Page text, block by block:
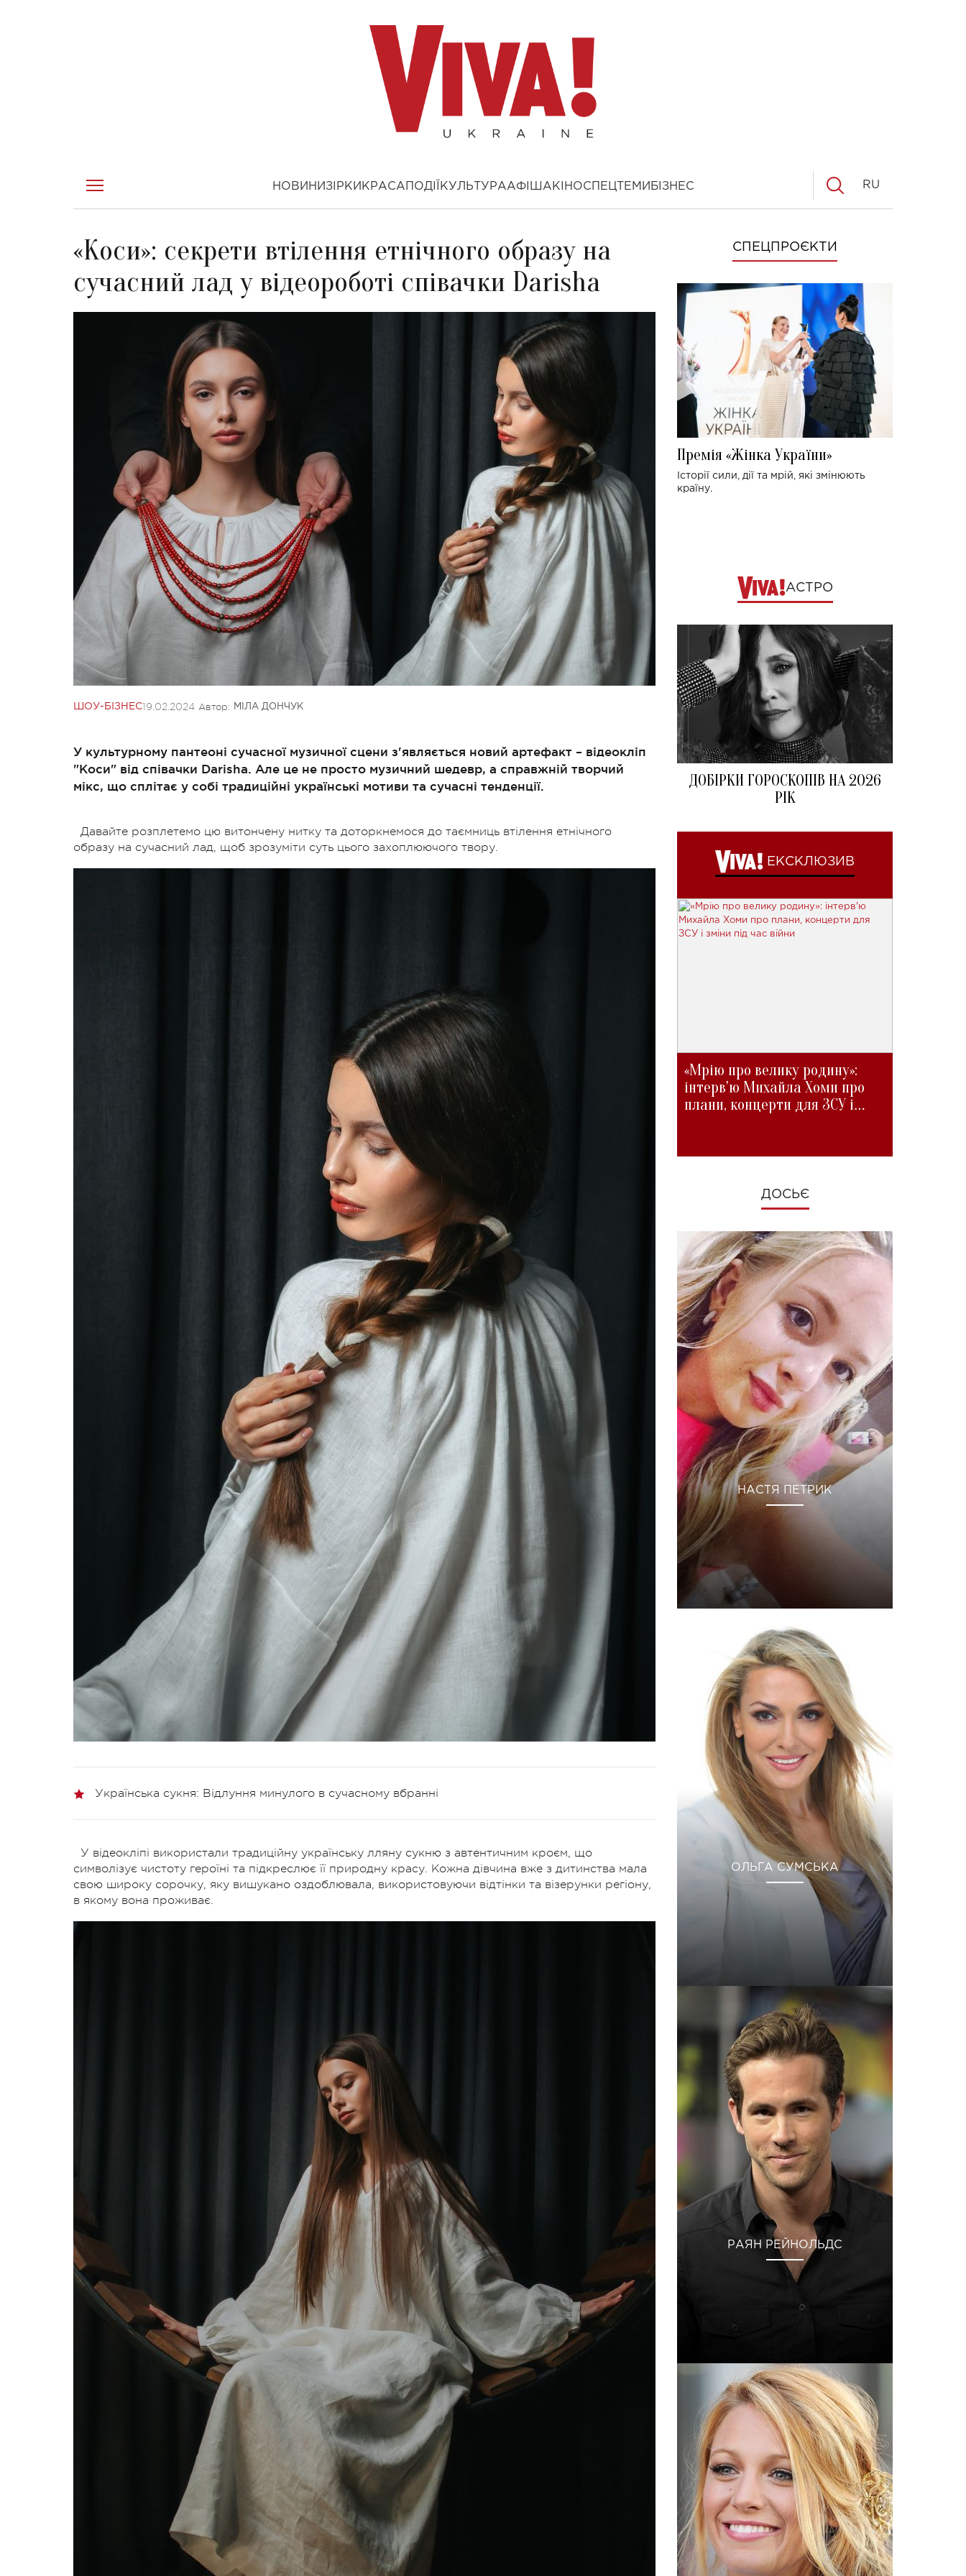
НОВИНИ ЗІРКИ КРАСА ПОДІЇ КУЛЬТУРААФІША КІНОСПЕЦТЕМИ БІЗНЕС RU
«Коси»: секрети втілення етнічного образу на
сучасний лад у відеороботі співачки Darisha
ШОУ-БІЗНЕС19.02.2024 Автор: МІЛА ДОНЧУК
У культурному пантеоні сучасної музичної сцени з'являється новий артефакт – відеокліп
"Коси" від співачки Darisha. Але це не просто музичний шедевр, а справжній творчий
мікс, що сплітає у собі традиційні українські мотиви та сучасні тенденції.
Давайте розплетемо цю витончену нитку та доторкнемося до таємниць втілення етнічного
образу на сучасний лад, щоб зрозуміти суть цього захоплюючого твору.
Українська сукня: Відлуння минулого в сучасному вбранні
У відеокліпі використали традиційну українську лляну сукню з автентичним кроєм, що
символізує чистоту героїні та підкреслює її природну красу. Кожна дівчина вже з дитинства мала
свою широку сорочку, яку вишукано оздоблювала, використовуючи відтінки та візерунки регіону,
в якому вона проживає.
СПЕЦПРОЄКТИ
Премія «Жінка України»
Історії сили, дії та мрій, які змінюють
країну.
АСТРО
ДОБІРКИ ГОРОСКОПІВ НА 2026
РІК
ЕКСКЛЮЗИВ
«Мрію про велику родину»:
інтерв'ю Михайла Хоми про
плани, концерти для ЗСУ і
ДОСЬЄ
НАСТЯ ПЕТРИК
ОЛЬГА СУМСЬКА
РАЯН РЕЙНОЛЬДС